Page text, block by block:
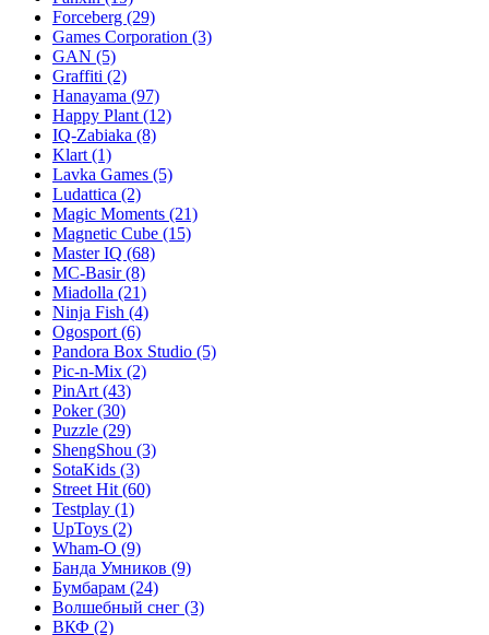
Forceberg (29)
Games Corporation (3)
GAN (5)
Graffiti (2)
Hanayama (97)
Happy Plant (12)
IQ-Zabiaka (8)
Klart (1)
Lavka Games (5)
Ludattica (2)
Magic Moments (21)
Magnetic Cube (15)
Master IQ (68)
MC-Basir(8)
Miadolla (21)
Ninja Fish (4)
Ogosport (6)
Pandora Box Studio (5)
Pic-n-Mix (2)
PinArt (43)
Poker(30)
Puzzle (29)
ShengShou (3)
SotaKids (3)
Street Hit (60)
Testplay (1)
UpToys (2)
Wham-O (9)
Банда Умников (9)
Бумбарам (24)
Волшебный снег (3)
ВКФ (2)